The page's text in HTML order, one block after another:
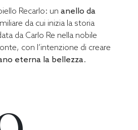
Recarlo: un anello da
da cui inizia la storia
da Carlo Re nella nobile
con l’intenzione di creare
eterna la bellezza.